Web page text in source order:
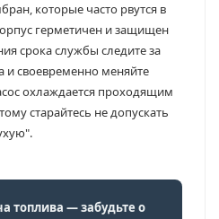
которые часто рвутся в
герметичен и защищен
срока службы следите за
и своевременно меняйте
охлаждается проходящим
старайтесь не допускать
топлива — забудьте о